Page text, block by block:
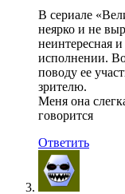
В сериале
неярко и не
неинтересная
исполнении.
поводу ее
зрителю.
Меня она
говорится
Ответить